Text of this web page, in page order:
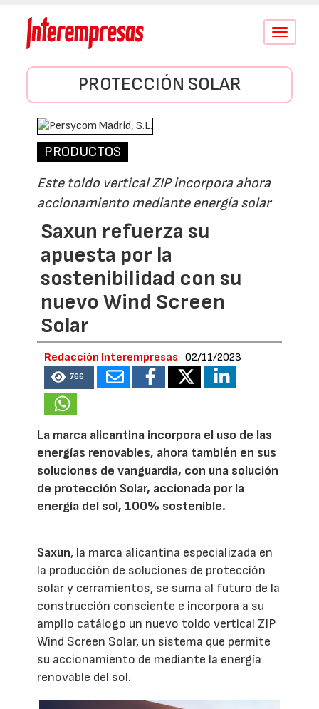
Conmutar
PROTECCIÓN SOLAR
PRODUCTOS
Este toldo vertical ZIP incorpora ahora
accionamiento mediante energía solar
Saxun refuerza su
apuesta por la
sostenibilidad con su
nuevo Wind Screen
Solar
Redacción Interempresas 02/11/2023
766
La marca alicantina incorpora el uso de las
energías renovables, ahora también en sus
soluciones de vanguardia, con una solución
de protección Solar, accionada por la
energía del sol, 100% sostenible.
Saxun, la marca alicantina especializada en
la producción de soluciones de protección
solar y cerramientos, se suma al futuro de la
construcción consciente e incorpora a su
amplio catálogo un nuevo toldo vertical ZIP
Wind Screen Solar, un sistema que permite
su accionamiento de mediante la energía
renovable del sol.